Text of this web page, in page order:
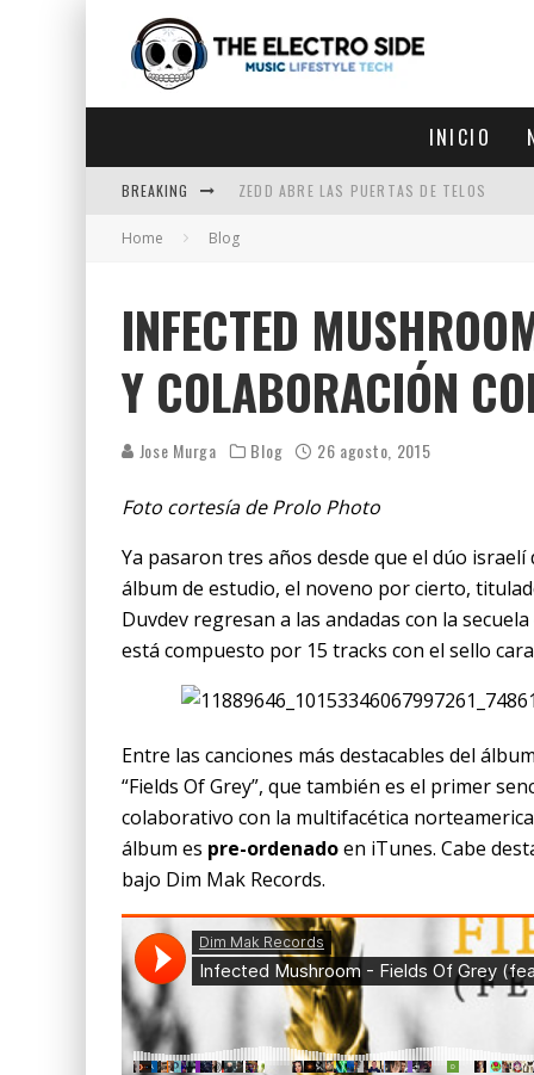
INICIO
BREAKING ZEDD ABRE LAS PUERTAS DE TELOS
ZEDD IN THE PARK VUELVE A LA
ZEDD REGRESA CON MUCHA SUERTE
Home Blog
INFECTED
Y COLABORACIÓN
Jose Murga Blog 26 agosto, 2015
Foto cortesía de Prolo Photo
Ya pasaron tres años desde que el dúo
álbum de estudio, el noveno por cierto,
Duvdev regresan a las andadas con la
está compuesto por 15 tracks con el sello
Entre las canciones más destacables del
“Fields Of Grey”, que también es el primer
colaborativo con la multifacética
álbum es pre-ordenadoen iTunes. Cabe
bajo Dim Mak Records.